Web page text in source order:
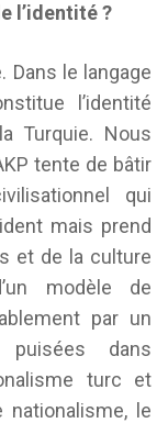
l’identité ?
Dans le langage
l’identité
Turquie. Nous
tente de bâtir
qui
mais prend
et de la culture
modèle de
par un
puisées dans
turc et
nationalisme, le